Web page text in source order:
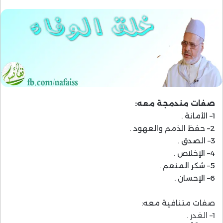
صفات مندمجة معه:
1– الأمانة .
2– حفظ الذمم والعهود .
3– الصدق .
4– الإخلاص .
5– شكر المنعم .
6– الإحسان .
صفات متنافية معه:
1– الغدر .